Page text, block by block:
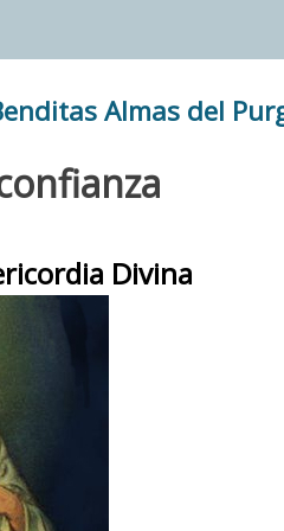
Almas del
Divina